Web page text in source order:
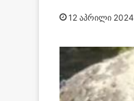
12 აპრილი 2024